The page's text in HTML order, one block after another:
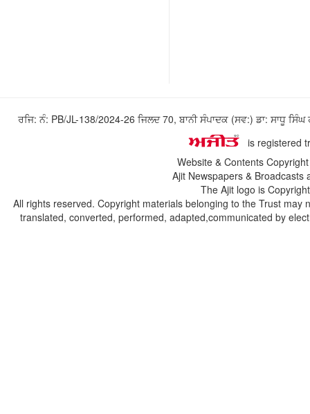
ਰਜਿ: ਨੰ: PB/JL-138/2024-26 ਜਿਲਦ 70, ਬਾਨੀ ਸੰਪਾਦਕ (ਸਵ:) ਡਾ: ਸਾਧੂ
is registered
Website & Contents
Ajit Newspapers &
The Ajit logo is
All rights reserved. Copyright materials belonging to the Trust
translated, converted, performed, adapted,communicated by